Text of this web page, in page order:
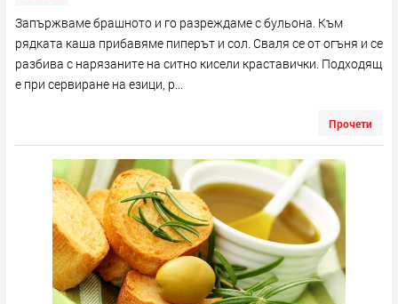
Запържваме брашното и го разреждаме с бульона. Към
рядката каша прибавяме пиперът и сол. Сваля се от огъня и се
разбива с нарязаните на ситно кисели краставички. Подходящ
е при сервиране на езици, р...
Прочети